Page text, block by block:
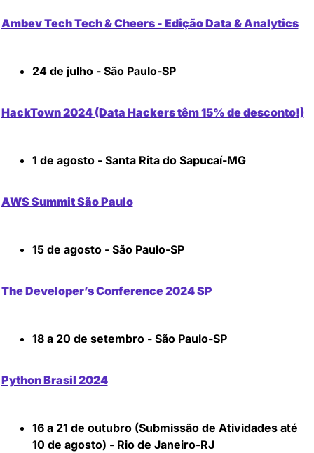
Ambev Tech Tech & Cheers - Edição Data & Analytics
24 de julho - São Paulo-SP
HackTown 2024 (Data Hackers têm 15% de desconto!)
1 de agosto - Santa Rita do Sapucaí-MG
AWS Summit São Paulo
15 de agosto - São Paulo-SP
The Developer’s Conference 2024 SP
18 a 20 de setembro - São Paulo-SP
Python Brasil 2024
16 a 21 de outubro (Submissão de Atividades até
10 de agosto) - Rio de Janeiro-RJ